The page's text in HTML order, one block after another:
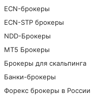
ECN-брокеры
ECN-STP брокеры
NDD-Брокеры
МТ5 Брокеры
Брокеры для скальпинга
Банки-брокеры
Форекс брокеры в России